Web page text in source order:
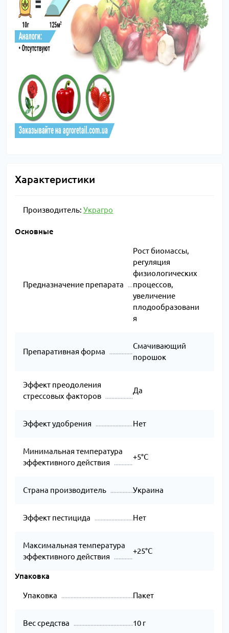
Фасоль
20 гр
/14 л
воды
В фазах
бутонизации и
начала
цветения
2
овощной
10 гр
/10 л
воды
В фазах
бутонизации и
Виноград
10 гр /5-
10 л
воды
Опрыскивание
малина
воды
слива,
опадания
лепестков
Характеристики
Производитель: Украгро
Основные
Предназначение препарата
Рост биомассы,
регуляция
физиологических
процессов,
увеличение
плодообразовани
я
Препаративная форма
Смачивающий
порошок
Эффект преодоления
стрессовых факторов
Да
Эффект удобрения Нет
Минимальная температура
эффективного действия
+5°C
Страна производитель Украина
Эффект пестицида Нет
Максимальная температура
эффективного действия
+25°C
Упаковка
Упаковка Пакет
Вес средства 10 г